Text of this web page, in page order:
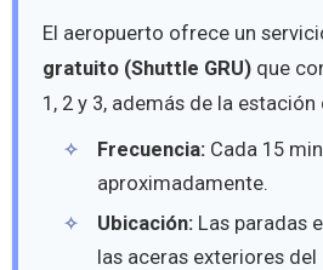
El aeropuerto ofrece un
gratuito (Shuttle GRU) que
1, 2 y 3, además de la
Frecuencia: Cada 15
aproximadamente.
Ubicación: Las paradas
las aceras exteriores